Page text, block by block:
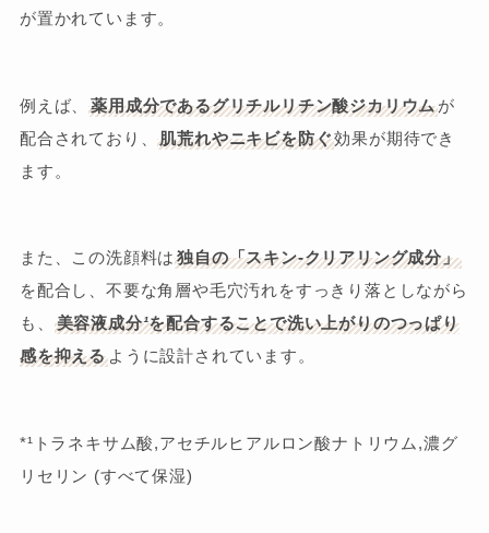
が置かれています。
例えば、薬用成分であるグリチルリチン酸ジカリウムが
配合されており、肌荒れやニキビを防ぐ効果が期待でき
ます。
また、この洗顔料は独自の「スキン-クリアリング成分」
を配合し、不要な角層や毛穴汚れをすっきり落としながら
も、
美容液成分¹を配合することで洗い上がりのつっぱり
感を抑えるように設計されています。
*¹トラネキサム酸,アセチルヒアルロン酸ナトリウム,濃グ
リセリン (すべて保湿)